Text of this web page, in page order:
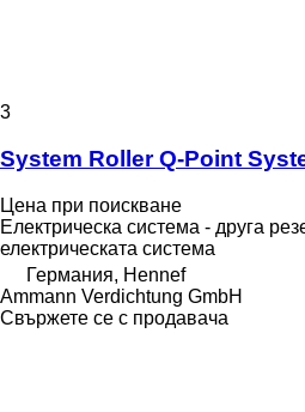
3
System Roller Q-Point
Цена при поискване
Електрическа система - друга
електрическата система
Германия, Hennef
Ammann Verdichtung GmbH
Свържете се с продавача